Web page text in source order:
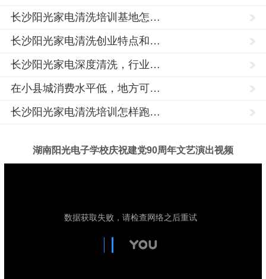
长沙阳光家电清洗培训基地怎…
长沙阳光家电清洗创业特点和…
长沙阳光家电深度清洗，行业…
在小县城消费水平低，地方可…
长沙阳光家电清洗培训怎样跑…
湖南阳光电子学校庆祝建党90周年文艺演出视频
家
洗
培
训,
技
学
习